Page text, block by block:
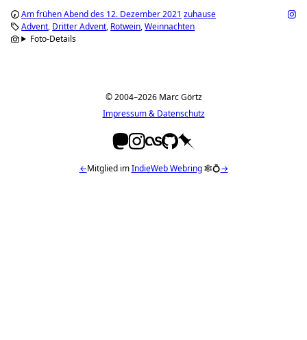
Am frühen Abend des 12. Dezember 2021 zuhause
Advent Dritter Advent Rotwein Weinnachten
Foto-Details
© 2004–2026 Marc Görtz
Impressum & Datenschutz
←Mitglied imIndieWeb Webring🕸💍→